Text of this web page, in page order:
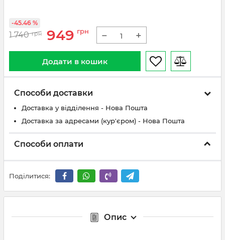
1 740 грн 949 грн
-45.46 %
− +
Додати в кошик
Способи доставки
Доставка у відділення - Нова Пошта
Доставка за адресами (кур'єром) - Нова Пошта
Способи оплати
Поділитися:
Опис